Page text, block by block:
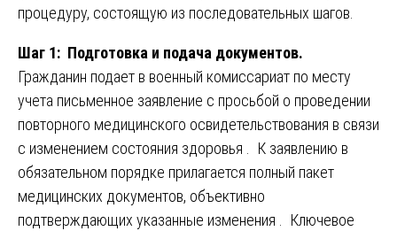
процедуру, состоящую из последовательных шагов.
Шаг 1: Подготовка и подача документов.
Гражданин подает в военный комиссариат по месту
учета письменное заявление с просьбой о проведении
повторного медицинского освидетельствования в связи
с изменением состояния здоровья . К заявлению в
обязательном порядке прилагается полный пакет
медицинских документов, объективно
подтверждающих указанные изменения . Ключевое